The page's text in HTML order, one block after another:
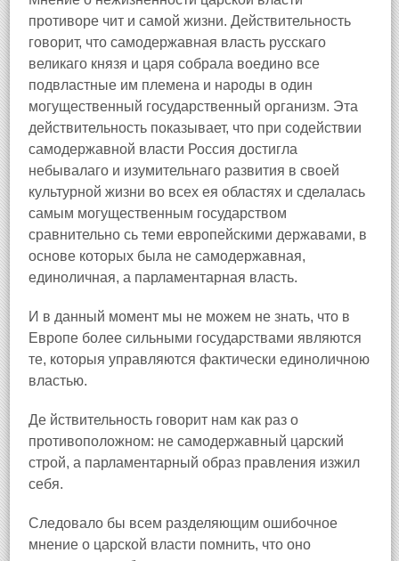
противоре чит и самой жизни. Действительность
говорит, что самодержавная власть русскаго
великаго князя и царя собрала воедино все
подвластные им племена и народы в один
могущественный государственный организм. Эта
действительность показывает, что при содействии
самодержавной власти Россия достигла
небывалаго и изумительнаго развития в своей
культурной жизни во всех ея областях и сделалась
самым могущественным государством
сравнительно сь теми европейскими державами, в
основе которых была не самодержавная,
единоличная, а парламентарная власть.
И в данный момент мы не можем не знать, что в
Европе более сильными государствами являются
те, которыя управляются фактически единоличною
властью.
Де йствительность говорит нам как раз о
противоположном: не самодержавный царский
строй, а парламентарный образ правления изжил
себя.
Следовало бы всем разделяющим ошибочное
мнение о царской власти помнить, что оно